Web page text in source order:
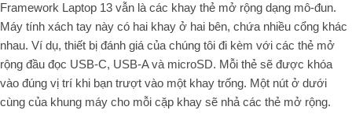
Framework Laptop 13 vẫn là các khay thẻ mở rộng dạng mô-đun.
Máy tính xách tay này có hai khay ở hai bên, chứa nhiều cổng khác
nhau. Ví dụ, thiết bị đánh giá của chúng tôi đi kèm với các thẻ mở
rộng đầu đọc USB-C, USB-A và microSD. Mỗi thẻ sẽ được khóa
vào đúng vị trí khi bạn trượt vào một khay trống. Một nút ở dưới
cùng của khung máy cho mỗi cặp khay sẽ nhả các thẻ mở rộng.